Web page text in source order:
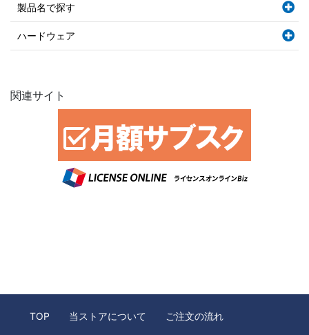
製品名で探す
ハードウェア
関連サイト
TOP 当ストアについて ご注文の流れ